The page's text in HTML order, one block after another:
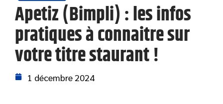
Apetiz (Bimpli) : les infos
pratiques à connaitre sur
votre titre staurant !
1 décembre 2024